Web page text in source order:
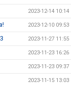
2023-12-14 10:14
2023-12-10 09:53
2023-11-27 11:55
2023-11-23 16:26
2023-11-23 09:37
2023-11-15 13:03